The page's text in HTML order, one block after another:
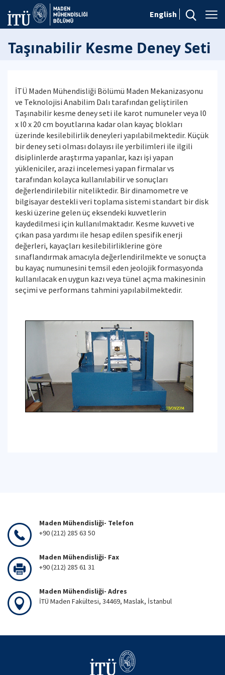
English
Taşınabilir Kesme Deney Seti
İTÜ Maden Mühendisliği Bölümü Maden Mekanizasyonu
ve Teknolojisi Anabilim Dalı tarafından geliştirilen
Taşınabilir kesme deney seti ile karot numuneler veya l0
x l0 x 20 cm boyutlarına kadar olan kayaç blokları
üzerinde kesilebilirlik deneyleri yapılabilmektedir. Küçük
bir deney seti olması dolayısı ile yerbilimleri ile ilgili
disiplinlerde araştırma yapanlar, kazı işi yapan
yükleniciler, arazi incelemesi yapan firmalar vs
tarafından kolayca kullanılabilir ve sonuçları
değerlendirilebilir niteliktedir. Bir dinamometre ve
bilgisayar destekli veri toplama sistemi standart bir disk
keski üzerine gelen üç eksendeki kuvvetlerin
kaydedilmesi için kullanılmaktadır. Kesme kuvveti ve
çıkan pasa yardımı ile hesap edilen spesifik enerji
değerleri, kayaçları kesilebilirliklerine göre
sınaflandırmak amacıyla değerlendirilmekte ve sonuçta
bu kayaç numunesini temsil eden jeolojik formasyonda
kullanılacak en uygun kazı veya tünel açma makinesinin
seçimi ve performans tahmini yapılabilmektedir.
Maden Mühendisliği- Telefon
+90 (212) 285 63 50
Maden Mühendisliği- Fax
+90 (212) 285 61 31
Maden Mühendisliği- Adres
İTÜ Maden Fakültesi, 34469, Maslak, İstanbul